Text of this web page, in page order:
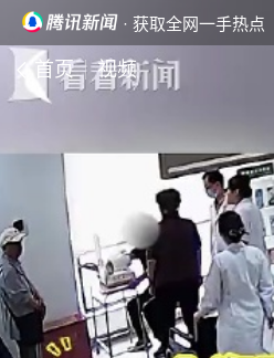
· 获取全网一手热点
首页 视频